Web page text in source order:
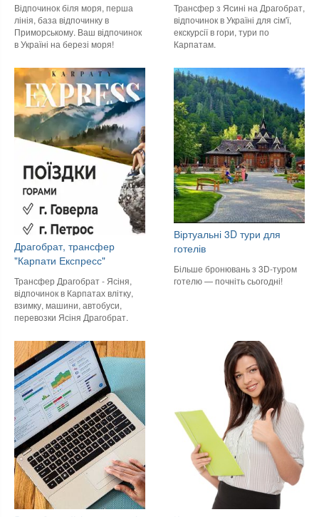
Відпочинок біля моря, перша
лінія, база відпочинку в
Приморському. Ваш відпочинок
в Україні на березі моря!
Трансфер з Ясині на Драгобрат,
відпочинок в Україні для сім'ї,
екскурсії в гори, тури по
Карпатам.
Драгобрат, трансфер
"Карпати Експресс"
Трансфер Драгобрат - Ясіня,
відпочинок в Карпатах влітку,
взимку, машини, автобуси,
перевозки Ясіня Драгобрат.
Віртуальні 3D тури для
готелів
Більше бронювань з 3D-туром
готелю — почніть сьогодні!